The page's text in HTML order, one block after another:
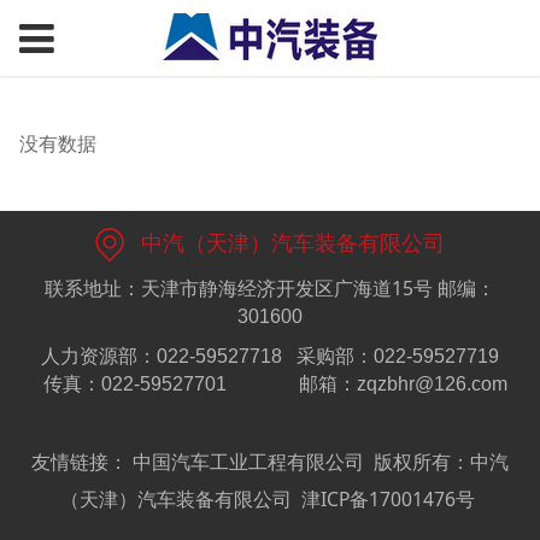
没有数据
中汽（天津）汽车装备有限公司
联系地址：天津市静海经济开发区广海道15号 邮编：
301600
人力资源部：022-59527718 采购部：022-59527719
传真：022-59527701 邮箱：zqzbhr@126.com
友情链接： 中国汽车工业工程有限公司 版权所有：中汽
（天津）汽车装备有限公司 津ICP备17001476号